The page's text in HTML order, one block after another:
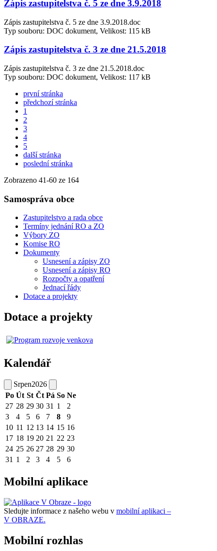
Zápis zastupitelstva č. 5 ze dne 3.9.2018
Zápis zastupitelstva č. 5 ze dne 3.9.2018.doc
Typ souboru: DOC dokument, Velikost: 115 kB
Zápis zastupitelstva č. 3 ze dne 21.5.2018
Zápis zastupitelstva č. 3 ze dne 21.5.2018.doc
Typ souboru: DOC dokument, Velikost: 117 kB
první stránka
předchozí stránka
1
2
3
4
5
další stránka
poslední stránka
Zobrazeno 41-60 ze 164
Samospráva obce
Zastupitelstvo a rada obce
Termíny jednání RO a ZO
Výbory ZO
Komise RO
Dokumenty
Usnesení a zápisy ZO
Usnesení a zápisy RO
Rozpočty a opatření
Jednací řády
Dotace a projekty
Dotace a projekty
Kalendář
Srpen2026
Po Út St Čt Pá So Ne
27 28 29 30 31 1
2
3
4 5 6 7 8
9
10 11 12 13 14 15 16
17 18 19 20 21 22 23
24 25 26 27 28 29 30
31 1 2 3 4 5 6
Mobilní aplikace
Sledujte informace z našeho webu v mobilní aplikaci –
V OBRAZE.
Mobilní rozhlas